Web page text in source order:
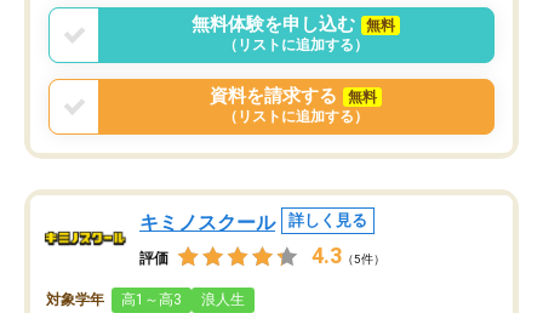
言う事で講師変更の申し出があり、あ
まりに短期での変更だった為、塾に通
う事にして退会しました。遅れも取り
戻せ、授業内容や講師の方は良かった
と思います。
無料体験を申し込む
無料
（リストに追加する）
資料を請求する
無料
（リストに追加する）
キミノスクール 詳しく見る
評価 4.3 （5件）
対象学年 高1～高3 浪人生